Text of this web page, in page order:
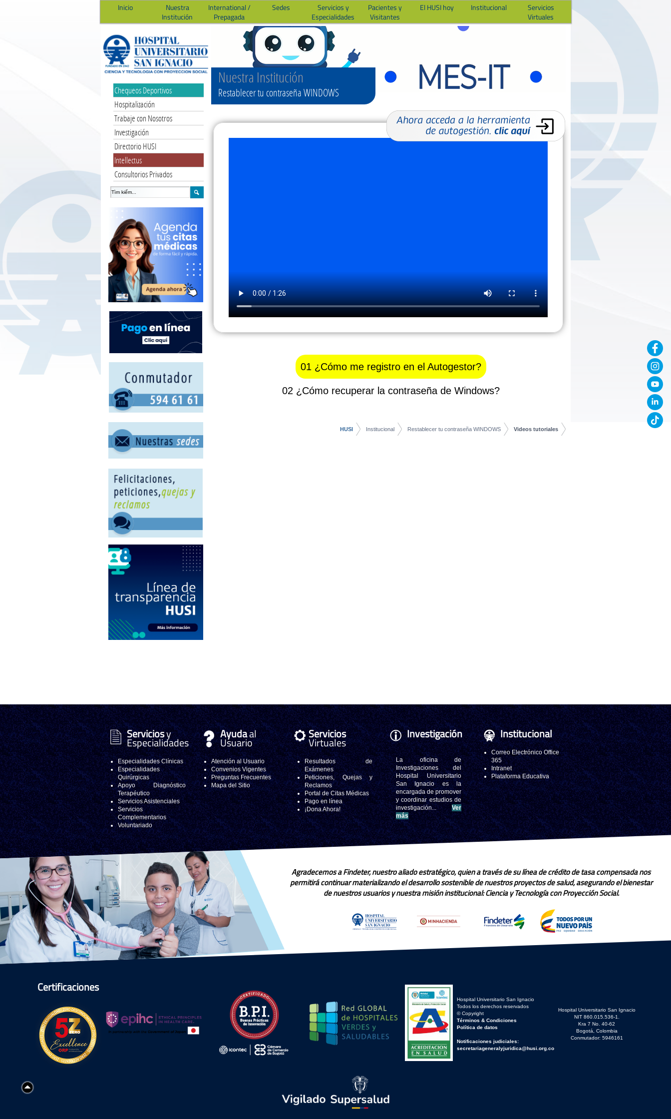
Inicio
Nuestra
Institución
International /
Prepagada
Sedes
Servicios y
Especialidades
Pacientes y
Visitantes
El HUSI hoy Institucional
Servicios
Virtuales
Chequeos Deportivos
Hospitalización
Trabaje con Nosotros
Investigación
Directorio HUSI
Intellectus
Consultorios Privados
Nuestra Institución
Restablecer tu contraseña WINDOWS
01 ¿Cómo me registro en el Autogestor?
02 ¿Cómo recuperar la contraseña de Windows?
HUSI Institucional Restablecer tu contraseña WINDOWS Videos tutoriales
Serviciosy
Especialidades
Especialidades Clínicas
Especialidades
Quirúrgicas
Apoyo Diagnóstico
Terapéutico
Servicios Asistenciales
Servicios
Complementarios
Voluntariado
Ayudaal
Usuario
Atención al Usuario
Convenios Vigentes
Preguntas Frecuentes
Mapa del Sitio
Servicios
Virtuales
Resultados de
Exámenes
Peticiones, Quejas y
Reclamos
Portal de Citas Médicas
Pago en línea
¡Dona Ahora!
Investigación
La oficina de
Investigaciones del
Hospital Universitario
San Ignacio es la
encargada de promover
y coordinar estudios de
investigación... Ver
más
Institucional
Correo Electrónico Office
365
Intranet
Plataforma Educativa
Agradecemos a Findeter, nuestro aliado estratégico, quien a través de su línea de crédito de tasa compensada nos
permitirá continuar materializando el desarrollo sostenible de nuestros proyectos de salud, asegurando el bienestar
de nuestros usuarios y nuestra misión institucional: Ciencia y Tecnología con Proyección Social.
Certificaciones
Hospital Universitario San Ignacio
Todos los derechos reservados
© Copyright
Términos & Condiciones
Política de datos
Notificaciones judiciales:
secretariageneralyjuridica@husi.org.co
Hospital Universitario San Ignacio
NIT 860.015.536-1.
Kra 7 No. 40-62
Bogotá, Colombia
Conmutador: 5946161